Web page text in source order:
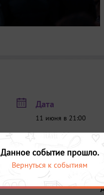
Дата
11 июня в 21:00
Данное событие прошло.
Вернуться к событиям